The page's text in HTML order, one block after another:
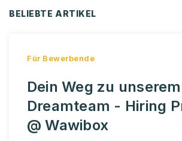
BELIEBTE ARTIKEL
Für Bewerbende
Dein Weg zu unserem
Dreamteam - Hiring
@ Wawibox